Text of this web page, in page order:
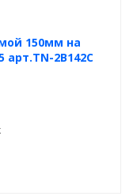
150мм на
2B142C